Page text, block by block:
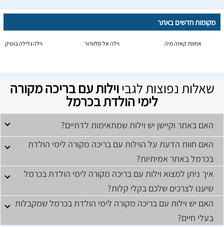
מקומות חדשים באתר
אחוזת קאזה מיה וילה אל סלוודור וילה גלילה בוטיק
שאלות נפוצות לגביוילות עם בריכה מקורה
לימי הולדת בכרמל
האם באתר וקיישן יש וילות שמתאימות לדתיים?
האם חוות הדעת על הוילות עם בריכה מקורה לימי הולדת
בכרמל באתר אמיתיות?
איך ניתן למצוא וילות עם בריכה מקורה לימי הולדת בכרמל
שיענו לצרכים שלכם בקלי קלות?
האם יש וילות עם בריכה מקורה לימי הולדת בכרמל שמקבלות
בעלי חיים?